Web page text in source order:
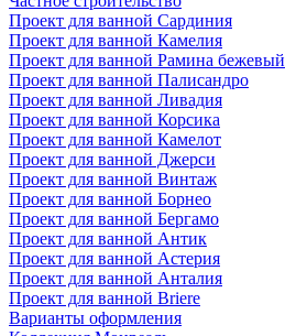
Проект для ванной Сардиния
Проект для ванной Камелия
Проект для ванной Рамина бежевый
Проект для ванной Палисандро
Проект для ванной Ливадия
Проект для ванной Корсика
Проект для ванной Камелот
Проект для ванной Джерси
Проект для ванной Винтаж
Проект для ванной Борнео
Проект для ванной Бергамо
Проект для ванной Антик
Проект для ванной Астерия
Проект для ванной Анталия
Проект для ванной Briere
Варианты оформления